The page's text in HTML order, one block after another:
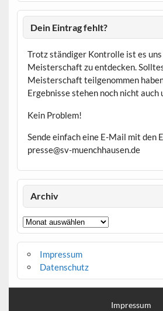
Dein Eintrag fehlt?
Trotz ständiger Kontrolle ist es
Meisterschaft zu entdecken.
Meisterschaft teilgenommen
Ergebnisse stehen noch nicht auch
Kein Problem!
Sende einfach eine E-Mail mit den
presse@sv-muenchhausen.de
Archiv
Archiv
Impressum
Datenschutz
Impressum